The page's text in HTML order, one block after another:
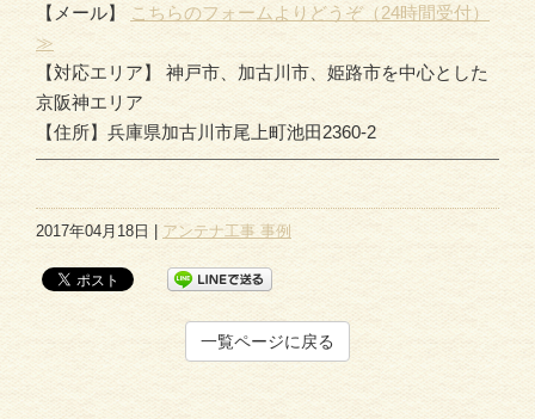
【メール】
こちらのフォームよりどうぞ（24時間受付）
≫
【対応エリア】 神戸市、加古川市、姫路市を中心とした
京阪神エリア
【住所】兵庫県加古川市尾上町池田2360-2
2017年04月18日 | アンテナ工事 事例
一覧ページに戻る